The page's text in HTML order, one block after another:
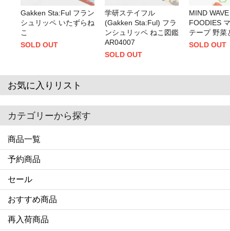
Gakken Sta:Ful フラン
シュリッペ いたずらね
こ
SOLD OUT
学研ステイフル
(Gakken Sta:Ful) フラ
ンシュリッペ ねこ図鑑
AR04007
SOLD OUT
MIND WAVE
FOODIES
テープ 野菜
SOLD OUT
お気に入りリスト
カテゴリーから探す
商品一覧
予約商品
セール
おすすめ商品
再入荷商品